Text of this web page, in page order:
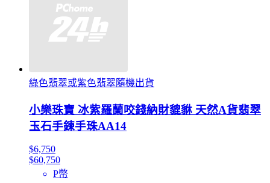
綠色翡翠或紫色翡翠隨機出貨
小樂珠寶 冰紫羅蘭咬錢納財貔貅 天然A貨翡翠
玉石手鍊手珠AA14
$6,750
$60,750
P幣